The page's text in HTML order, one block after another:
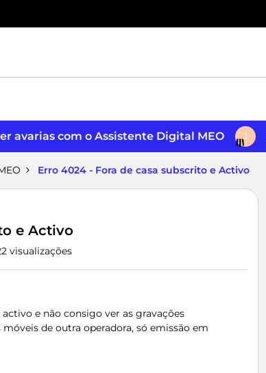
avarias com o Assistente Digital MEO J
Erro 4024 - Fora de casa subscrito e Activo
e Activo
visualizações
e não consigo ver as gravações
de outra operadora, só emissão em